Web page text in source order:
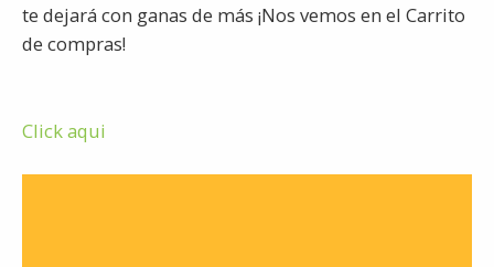
te dejará con ganas de más ¡Nos vemos en el Carrito
de compras!
Click aqui